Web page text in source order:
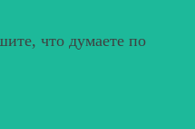
что думаете по